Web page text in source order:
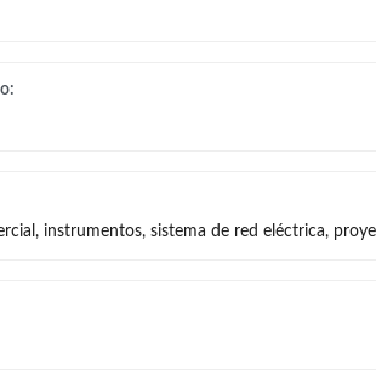
instrumentos, sistema de red eléctrica,